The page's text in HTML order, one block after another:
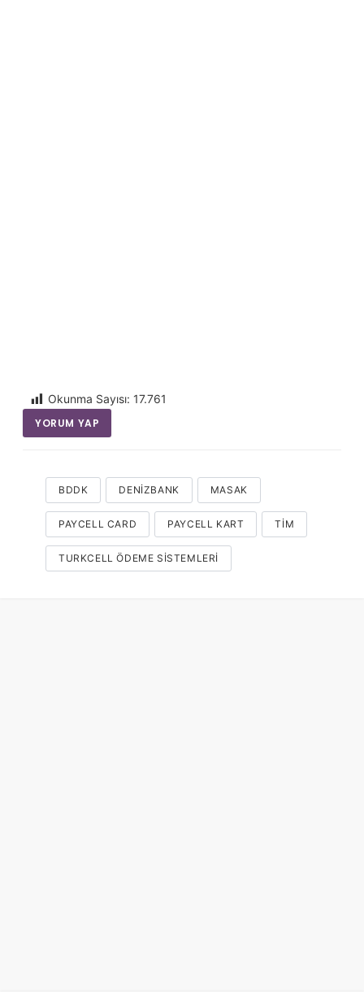
Okunma Sayısı: 17.761
YORUM YAP
BDDK DENIZBANK MASAK
PAYCELL CARD PAYCELL KART TİM
TURKCELL ÖDEME SISTEMLERI